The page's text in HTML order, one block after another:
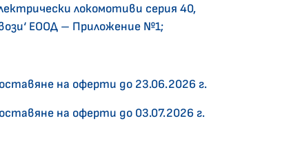
локомотиви серия 40,
ЕООД – Приложение №1;
на оферти до 23.06.2026 г.
на оферти до 03.07.2026 г.